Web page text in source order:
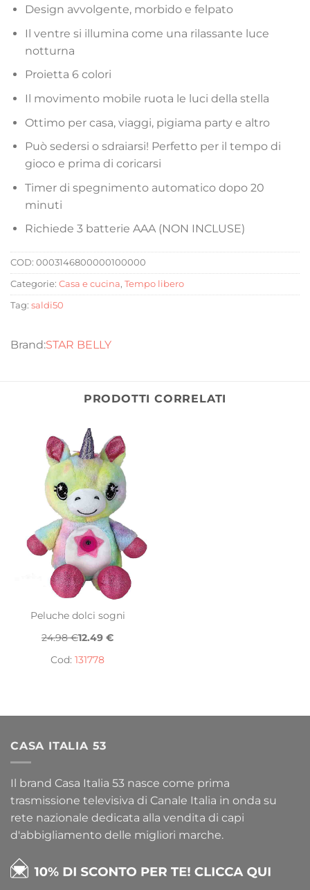
Design avvolgente, morbido e felpato
Il ventre si illumina come una rilassante luce
notturna
Proietta 6 colori
Il movimento mobile ruota le luci della stella
Ottimo per casa, viaggi, pigiama party e altro
Può sedersi o sdraiarsi! Perfetto per il tempo di
gioco e prima di coricarsi
Timer di spegnimento automatico dopo 20
minuti
Richiede 3 batterie AAA (NON INCLUSE)
COD: 0003146800000100000
Categorie: Casa e cucina, Tempo libero
Tag: saldi50
STAR BELLY
PRODOTTI CORRELATI
Peluche dolci sogni
24.98 €12.49 €
Cod: 131778
CASA ITALIA 53
Il brand Casa Italia 53 nasce come prima
trasmissione televisiva di Canale Italia in onda su
rete nazionale dedicata alla vendita di capi
d'abbigliamento delle migliori marche.